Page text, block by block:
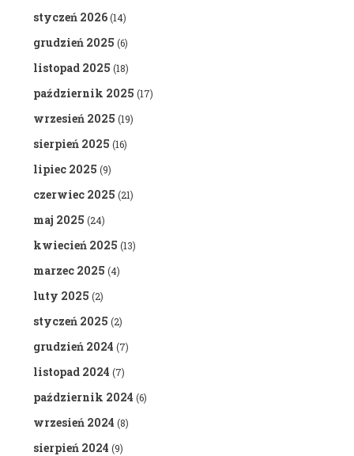
styczeń 2026(14)
grudzień 2025 (6)
listopad 2025 (18)
październik 2025 (17)
wrzesień 2025 (19)
sierpień 2025 (16)
lipiec 2025 (9)
czerwiec 2025 (21)
maj 2025 (24)
kwiecień 2025 (13)
marzec 2025 (4)
luty 2025 (2)
styczeń 2025 (2)
grudzień 2024 (7)
listopad 2024 (7)
październik 2024 (6)
wrzesień 2024 (8)
sierpień 2024 (9)